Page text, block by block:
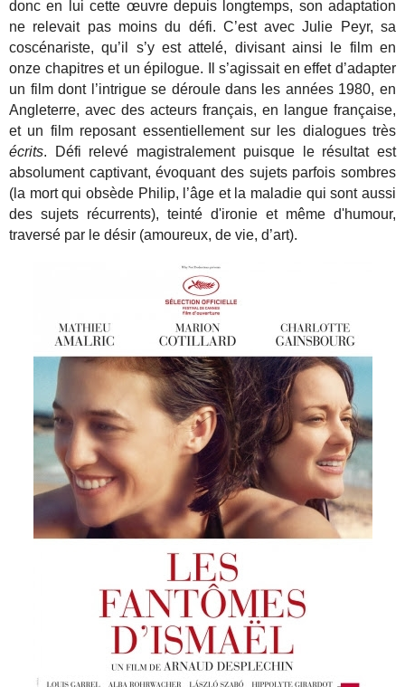
donc en lui cette œuvre depuis longtemps, son adaptation
ne relevait pas moins du défi. C’est avec Julie Peyr, sa
coscénariste, qu’il s’y est attelé, divisant ainsi le film en
onze chapitres et un épilogue. Il s’agissait en effet d’adapter
un film dont l’intrigue se déroule dans les années 1980, en
Angleterre, avec des acteurs français, en langue française,
et un film reposant essentiellement sur les dialogues très
écrits. Défi relevé magistralement puisque le résultat est
absolument captivant, évoquant des sujets parfois sombres
(la mort qui obsède Philip, l’âge et la maladie qui sont aussi
des sujets récurrents), teinté d'ironie et même d'humour,
traversé par le désir (amoureux, de vie, d’art).